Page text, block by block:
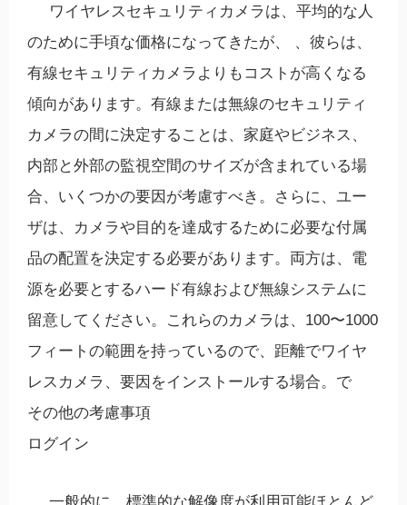
ワイヤレスセキュリティカメラは、平均的な人
のために手頃な価格になってきたが、 、彼らは、
有線セキュリティカメラよりもコストが高くなる
傾向があります。有線または無線のセキュリティ
カメラの間に決定することは、家庭やビジネス、
内部と外部の監視空間のサイズが含まれている場
合、いくつかの要因が考慮すべき。さらに、ユー
ザは、カメラや目的を達成するために必要な付属
品の配置を決定する必要があります。両方は、電
源を必要とするハード有線および無線システムに
留意してください。これらのカメラは、100〜1000
フィートの範囲を持っているので、距離でワイヤ
レスカメラ、要因をインストールする場合。で
その他の考慮事項
ログイン